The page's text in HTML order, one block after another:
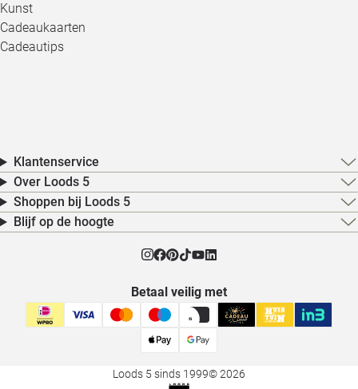
Kunst
Cadeaukaarten
Cadeautips
Klantenservice
Over Loods 5
Shoppen bij Loods 5
Blijf op de hoogte
Betaal veilig met
Loods 5 sinds 1999© 2026